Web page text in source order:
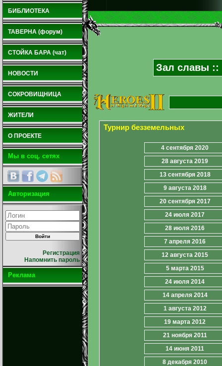
БИБЛИОТЕКА
ТАВЕРНА (форум)
СТОЙКА БАРА (чат)
НОВОСТИ
СОКРОВИЩНИЦА
ЖИТЕЛИ
О ПРОЕКТЕ
Мы в соц. сетях
Авторизация
Регистрация
Напомнить пароль
Реклама
Зал славы ::
Турнир безземельных
4 сентября 2020
28 августа 2019
13 сентября 2018
9 августа 2018
20 сентября 2017
24 июля 2017
28 июля 2016
7 апреля 2016
12 августа 2015
5 марта 2015
24 июля 2014
14 апреля 2014
1 августа 2012
19 марта 2012
21 ноября 2011
14 июня 2011
8 декабря 2010